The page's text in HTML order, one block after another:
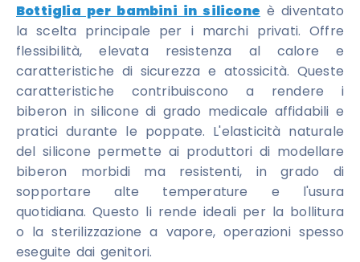
Bottiglia per bambini in silicone è diventato
la scelta principale per i marchi privati. Offre
flessibilità, elevata resistenza al calore e
caratteristiche di sicurezza e atossicità. Queste
caratteristiche contribuiscono a rendere i
biberon in silicone di grado medicale affidabili e
pratici durante le poppate. L'elasticità naturale
del silicone permette ai produttori di modellare
biberon morbidi ma resistenti, in grado di
sopportare alte temperature e l'usura
quotidiana. Questo li rende ideali per la bollitura
o la sterilizzazione a vapore, operazioni spesso
eseguite dai genitori.